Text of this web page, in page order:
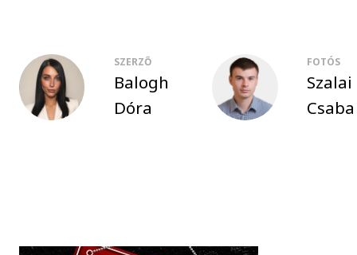
SZERZŐ
Balogh
Dóra
FOTÓS
Szalai
Csaba